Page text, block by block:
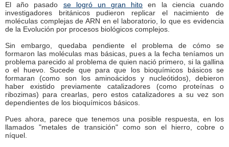
El año pasado se logró un gran hito en la ciencia cuando
investigadores británicos pudieron replicar el nacimiento de
moléculas complejas de ARN en el laboratorio, lo que es evidencia
de la Evolución por procesos biológicos complejos.
Sin embargo, quedaba pendiente el problema de cómo se
formaron las moléculas mas básicas, pues a la fecha teníamos un
problema parecido al problema de quien nació primero, si la gallina
o el huevo. Sucede que para que los bioquímicos básicos se
formaran (como son los aminoácidos y nucleótidos), debieron
haber existido previamente catalizadores (como proteínas o
ribozimas) para crearlas, pero estos catalizadores a su vez son
dependientes de los bioquímicos básicos.
Pues ahora, parece que tenemos una posible respuesta, en los
llamados "metales de transición" como son el hierro, cobre o
níquel.